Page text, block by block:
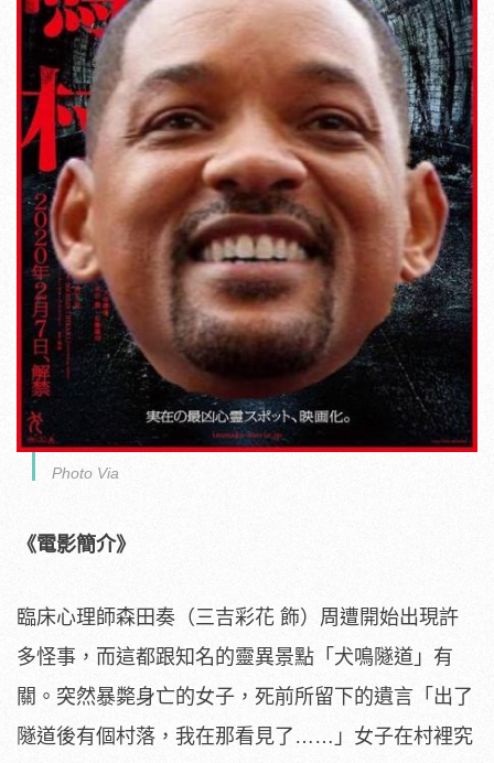
Photo Via
《電影簡介》
臨床心理師森田奏（三吉彩花 飾）周遭開始出現許
多怪事，而這都跟知名的靈異景點「犬鳴隧道」 有
關。突然暴斃身亡的女子，死前所留下的遺言「 出了
隧道後有個村落，我在那看見了……」 女子在村裡究